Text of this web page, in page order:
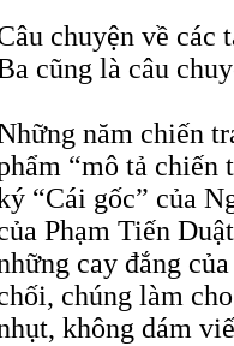
chuyện về các
cũng là câu
năm chiến
“mô tả chiến
“Cái gốc” của
Phạm Tiến
cay đắng
chúng làm
không dám